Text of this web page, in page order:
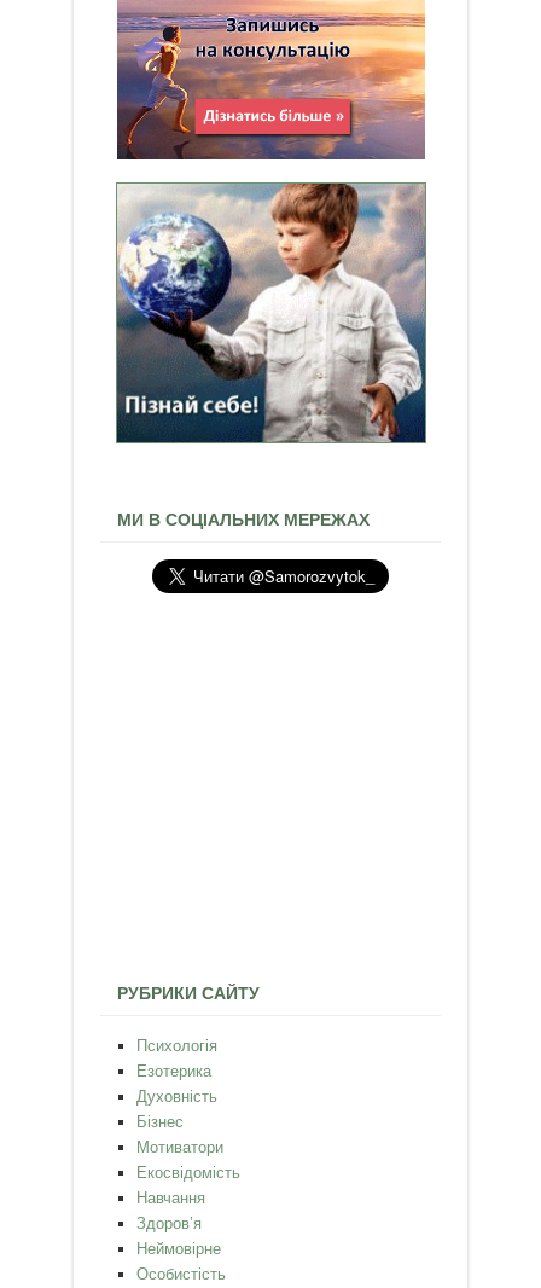
МИ В СОЦІАЛЬНИХ МЕРЕЖАХ
РУБРИКИ САЙТУ
Психологія
Езотерика
Духовність
Бізнес
Мотиватори
Екосвідомість
Навчання
Здоров’я
Неймовірне
Особистість